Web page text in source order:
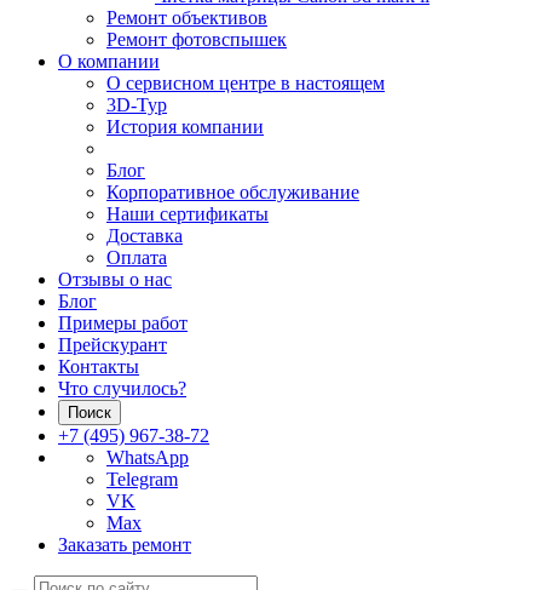
Ремонт объективов
Ремонт фотовспышек
О компании
О сервисном центре в настоящем
3D-Тур
История компании
Блог
Корпоративное обслуживание
Наши сертификаты
Доставка
Оплата
Отзывы о нас
Блог
Примеры работ
Прейскурант
Контакты
Что случилось?
Поиск
+7 (495) 967-38-72
WhatsApp
Telegram
VK
Max
Заказать ремонт